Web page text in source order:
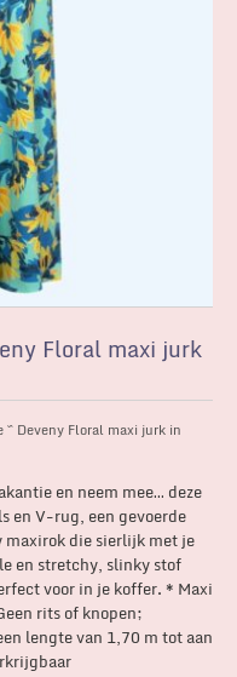
Floral maxi jurk
~ Deveny Floral maxi jurk in
en neem mee… deze
en V-rug, een gevoerde
die sierlijk met je
en stretchy, slinky stof
voor in je koffer. * Maxi
rits of knopen;
lengte van 1,70 m tot aan